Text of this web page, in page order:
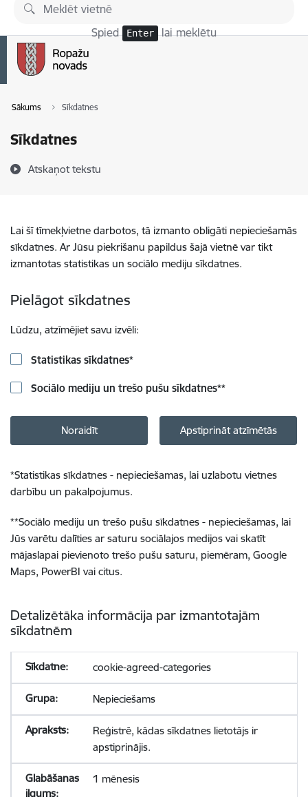
Pāriet uz lapas saturu
Spied Enter lai meklētu
Sākums Sīkdatnes
Sīkdatnes
Atskaņot tekstu
Lai šī tīmekļvietne darbotos, tā izmanto obligāti nepieciešamās
sīkdatnes. Ar Jūsu piekrišanu papildus šajā vietnē var tikt
izmantotas statistikas un sociālo mediju sīkdatnes.
Pielāgot sīkdatnes
Lūdzu, atzīmējiet savu izvēli:
Statistikas sīkdatnes*
Sociālo mediju un trešo pušu sīkdatnes**
Noraidīt Apstiprināt atzīmētās
*Statistikas sīkdatnes - nepieciešamas, lai uzlabotu vietnes
darbību un pakalpojumus.
**Sociālo mediju un trešo pušu sīkdatnes - nepieciešamas, lai
Jūs varētu dalīties ar saturu sociālajos medijos vai skatīt
mājaslapai pievienoto trešo pušu saturu, piemēram, Google
Maps, PowerBI vai citus.
Detalizētāka informācija par izmantotajām
sīkdatnēm
cookie-agreed-categories
Nepieciešams
Reģistrē, kādas sīkdatnes lietotājs ir
apstiprinājis.
1 mēnesis